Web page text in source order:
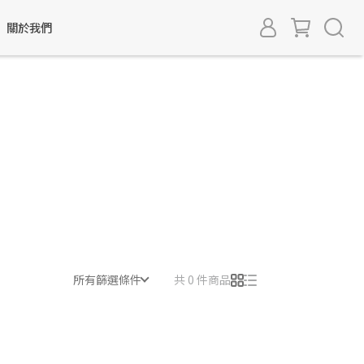
關於我們
所有篩選條件 共 0 件商品